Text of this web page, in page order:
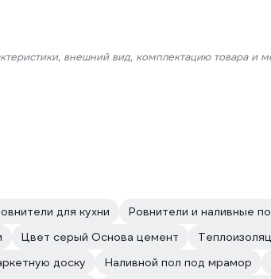
внешний вид, комплектацию товара и
для кухни
Ровнители и наливные
Цвет серый Основа цемент
доску
Наливной пол под мрамор